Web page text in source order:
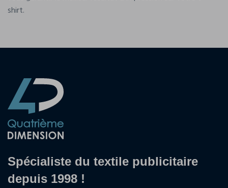
shirt.
Spécialiste du textile publicitaire
depuis 1998 !